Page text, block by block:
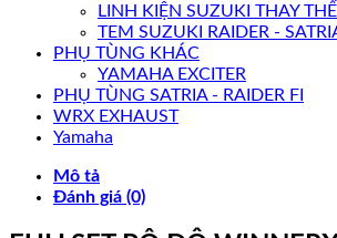
LINH KIỆN SUZUKI THAY THẾ
TEM SUZUKI RAIDER -
PHỤ TÙNG KHÁC
YAMAHA EXCITER
PHỤ TÙNG SATRIA - RAIDER FI
WRX EXHAUST
Yamaha
Mô tả
Đánh giá (0)